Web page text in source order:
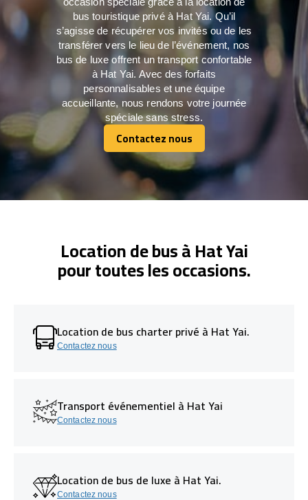
bus touristique privé à Hat Yai. Qu’il
s’agisse de récupérer vos invités ou de les
transférer vers le lieu de l’événement, nos
bus de luxe offrent un transport confortable
à Hat Yai. Avec des forfaits
personnalisables et une équipe
accueillante, nous rendons votre journée
spéciale sans stress.
Contactez nous
Contactez nous
Location de bus à Hat Yai
pour toutes les occasions.
Location de bus charter privé à Hat Yai.
Contactez nous
Transport événementiel à Hat Yai
Contactez nous
Location de bus de luxe à Hat Yai.
Contactez nous